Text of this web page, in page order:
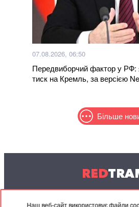
Наш веб-сайт використовує файли
07.08.2026, 06:50
Передвиборчий фактор у РФ:
тиск на Кремль, за версією
Більше
RED
© 2004-2026